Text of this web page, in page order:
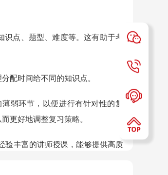
点、题型、难度等。这有助于考
配时间给不同的知识点。
弱环节，以便进行有针对性的复
更好地调整复习策略。
验丰富的讲师授课，能够提供高质